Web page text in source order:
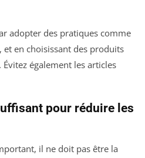
adopter des pratiques comme
et en choisissant des produits
également les articles
pour réduire les
il ne doit pas être la